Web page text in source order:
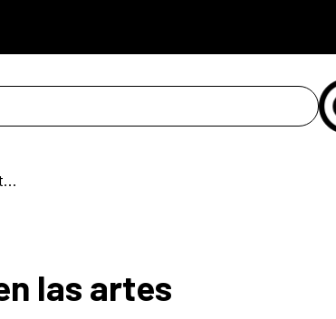
La accesibilidad espectacular en las artes escénicas
las artes